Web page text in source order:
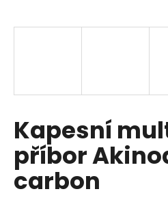
Kapesní
příbor
carbon
j
?
HLEDAT